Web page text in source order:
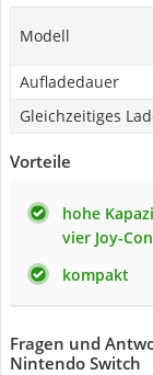
Modell
Aufladedauer
Gleichzeitiges
Vorteile
hohe
vier Joy-
kompakt
Fragen und
Nintendo Switch